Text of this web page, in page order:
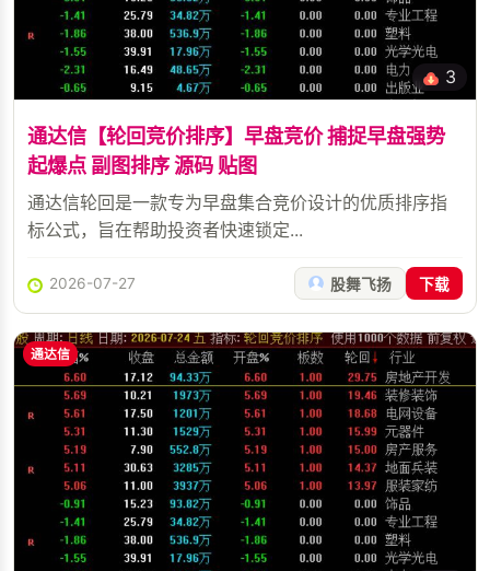
3
通达信【轮回竞价排序】早盘竞价 捕捉早盘强势
起爆点 副图排序 源码 贴图
通达信轮回是一款专为早盘集合竞价设计的优质排序指
标公式，旨在帮助投资者快速锁定...
2026-07-27 股舞飞扬 下载
通达信